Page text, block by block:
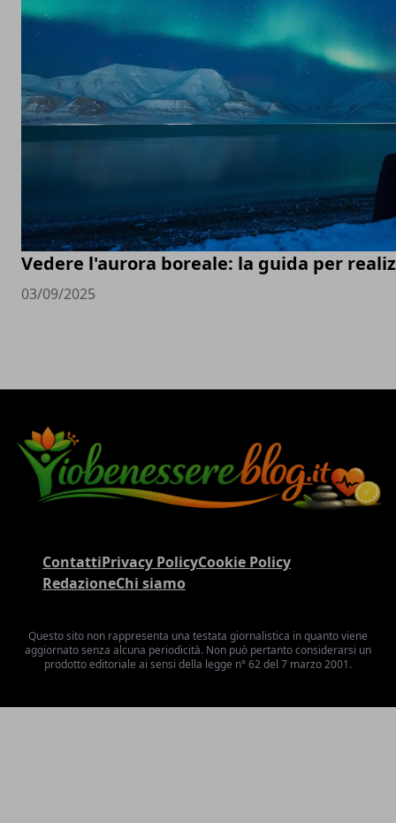
Vedere l'aurora boreale: la guida per
03/09/2025
ContattiPrivacy PolicyCookie Policy
RedazioneChi siamo
Questo sito non rappresenta una testata giornalistica in quanto viene
aggiornato senza alcuna periodicità. Non può pertanto considerarsi un
prodotto editoriale ai sensi della legge n° 62 del 7 marzo 2001.